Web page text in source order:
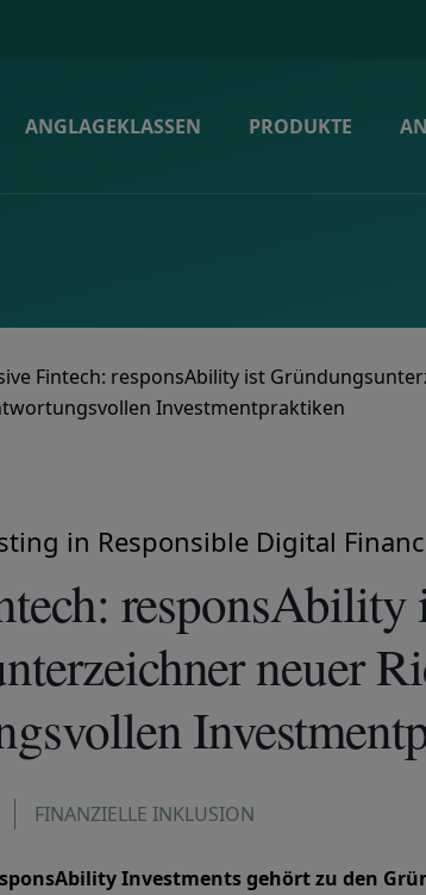
ANGLAGEKLASSEN PRODUKTE
Fintech: responsAbility ist
Investmentpraktiken
in Responsible Digital
responsAbility
neuer
FINANZIELLE INKLUSION
Investments gehört zu den